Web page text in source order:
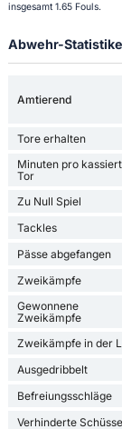
insgesamt 1.65 Fouls.
Abwehr-
Amtierend
Tore erhalten
Minuten pro
Tor
Zu Null Spiel
Tackles
Pässe abgefangen
Zweikämpfe
Gewonnene
Zweikämpfe
Zweikämpfe in der
Ausgedribbelt
Befreiungsschläge
Verhinderte Schüsse